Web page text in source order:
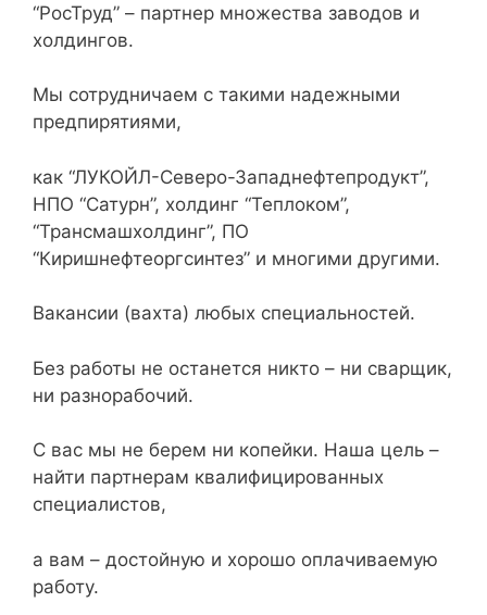
“РосТруд” – партнер множества заводов и
холдингов.
Мы сотрудничаем с такими надежными
предпирятиями,
как “ЛУКОЙЛ-Северо-Западнефтепродукт”,
НПО “Сатурн”, холдинг “Теплоком”,
“Трансмашхолдинг”, ПО
“Киришнефтеоргсинтез” и многими другими.
Вакансии (вахта) любых специальностей.
Без работы не останется никто – ни сварщик,
ни разнорабочий.
С вас мы не берем ни копейки. Наша цель –
найти партнерам квалифицированных
специалистов,
а вам – достойную и хорошо оплачиваемую
работу.